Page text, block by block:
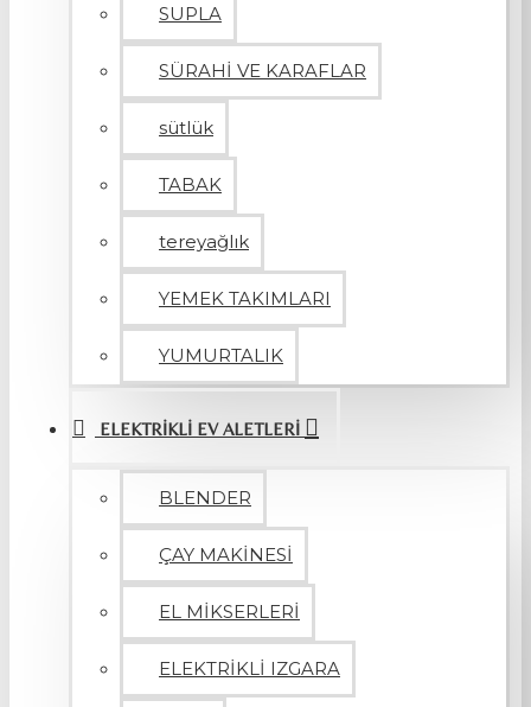
SUPLA
SÜRAHİ VE KARAFLAR
sütlük
TABAK
tereyağlık
YEMEK TAKIMLARI
YUMURTALIK
ELEKTRİKLİ EV ALETLERİ
BLENDER
ÇAY MAKİNESİ
EL MİKSERLERİ
ELEKTRİKLİ IZGARA